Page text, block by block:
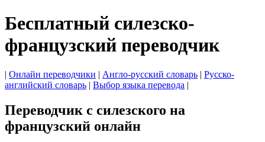
Бесплатный силезско-
французский переводчик
| Онлайн переводчики | Англо-русский словарь | Русско-
английский словарь | Выбор языка перевода |
Переводчик с силезского на
французский онлайн